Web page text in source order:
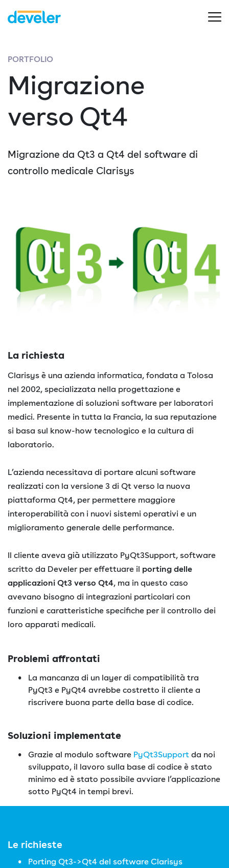
PORTFOLIO
Migrazione
verso Qt4
Migrazione da Qt3 a Qt4 del software di
controllo medicale Clarisys
La richiesta
Clarisys è una azienda informatica, fondata a Tolosa
nel 2002, specializzata nella progettazione e
implementazione di soluzioni software per laboratori
medici. Presente in tutta la Francia, la sua reputazione
si basa sul know-how tecnologico e la cultura di
laboratorio.
L’azienda necessitava di portare alcuni software
realizzati con la versione 3 di Qt verso la nuova
piattaforma Qt4, per permettere maggiore
interoperabilità con i nuovi sistemi operativi e un
miglioramento generale delle performance.
Il cliente aveva già utilizzato PyQt3Support, software
scritto da Develer per effettuare il porting delle
applicazioni Qt3 verso Qt4, ma in questo caso
avevano bisogno di integrazioni particolari con
funzioni e caratteristiche specifiche per il controllo dei
loro apparati medicali.
Problemi affrontati
La mancanza di un layer di compatibilità tra
PyQt3 e PyQt4 avrebbe costretto il cliente a
riscrivere buona parte della base di codice.
Soluzioni implementate
Grazie al modulo software PyQt3Support da noi
sviluppato, il lavoro sulla base di codice è stato
minimo ed è stato possibile avviare l’applicazione
sotto PyQt4 in tempi brevi.
Le richieste
Porting Qt3->Qt4 del software Clarisys